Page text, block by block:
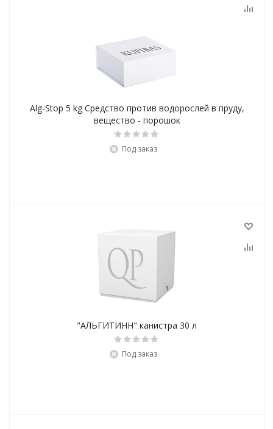
Alg-Stop 5 kg Средство против водорослей в пруду,
вещество - порошок
Под заказ
"АЛЬГИТИНН" канистра 30 л
Под заказ